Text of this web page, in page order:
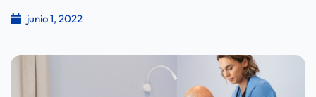
junio 1, 2022